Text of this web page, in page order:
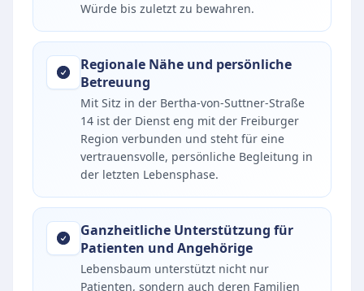
Würde bis zuletzt zu bewahren.
Regionale Nähe und persönliche
Betreuung
Mit Sitz in der Bertha-von-Suttner-Straße
14 ist der Dienst eng mit der Freiburger
Region verbunden und steht für eine
vertrauensvolle, persönliche Begleitung in
der letzten Lebensphase.
Ganzheitliche Unterstützung für
Patienten und Angehörige
Lebensbaum unterstützt nicht nur
Patienten, sondern auch deren Familien